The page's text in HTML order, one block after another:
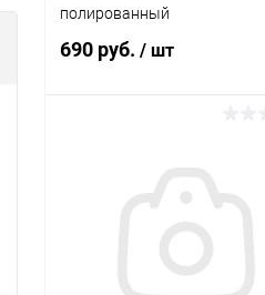
полированный
690 руб. / шт